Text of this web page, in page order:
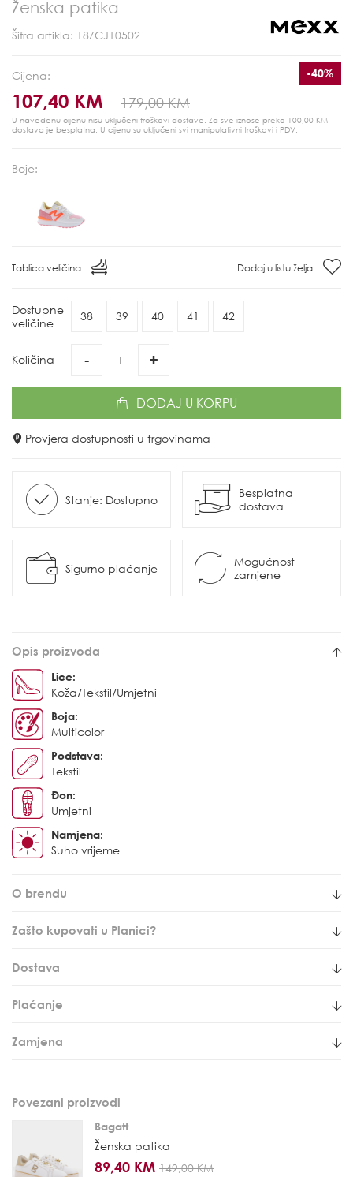
Ženska patika
Šifra artikla: 18ZCJ10502
Cijena:
107,40 KM 179,00 KM
-40%
U navedenu cijenu nisu uključeni troškovi dostave. Za sve iznose preko 100,00 KM
dostava je besplatna. U cijenu su uključeni svi manipulativni troškovi i PDV.
Boje:
Tablica veličina Dodaj u listu želja
Dostupne
veličine
38 39 40 41 42
Količina - +
DODAJ U KORPU
Provjera dostupnosti u trgovinama
Stanje: Dostupno
Besplatna
dostava
Sigurno plaćanje
Mogućnost
zamjene
Opis proizvoda
Lice:
Koža/Tekstil/Umjetni
Boja:
Multicolor
Podstava:
Tekstil
Đon:
Umjetni
Namjena:
Suho vrijeme
O brendu
Zašto kupovati u Planici?
Dostava
Plaćanje
Zamjena
Povezani proizvodi
Bagatt
Ženska patika
89,40 KM 149,00 KM